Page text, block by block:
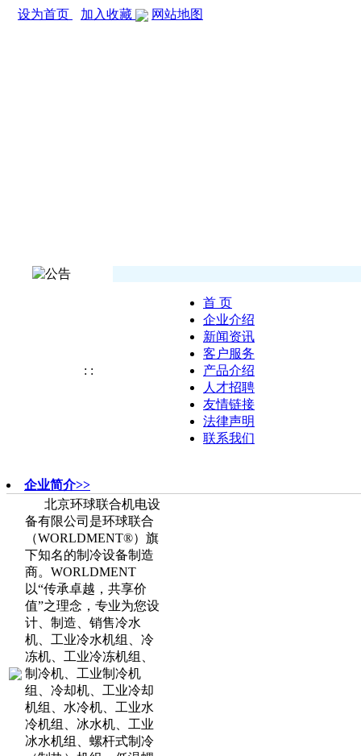
设为首页 加入收藏 网站地图
: :
首 页
企业介绍
新闻资讯
客户服务
产品介绍
人才招聘
友情链接
法律声明
联系我们
企业简介>>
北京环球联合机电设
备有限公司是环球联合
（WORLDMENT®）旗
下知名的制冷设备制造
商。WORLDMENT
以“传承卓越，共享价
值”之理念，专业为您设
计、制造、销售冷水
机、工业冷水机组、冷
冻机、工业冷冻机组、
制冷机、工业制冷机
组、冷却机、工业冷却
机组、水冷机、工业水
冷机组、冰水机、工业
冰水机组、螺杆式制冷